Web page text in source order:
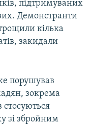
підтримуваних
Демонстранти
кілька
закидали
порушував
зокрема
стосуються
зі збройним